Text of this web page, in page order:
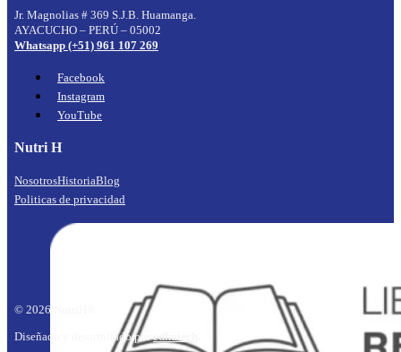
Jr. Magnolias # 369 S.J.B. Huamanga.
AYACUCHO – PERÚ – 05002
Whatsapp (+51) 961 107 269
Facebook
Instagram
YouTube
Nutri H
NosotrosHistoriaBlog
Politicas de privacidad
© 2026 NutriH®
Diseñado y desarrollado poredhutech